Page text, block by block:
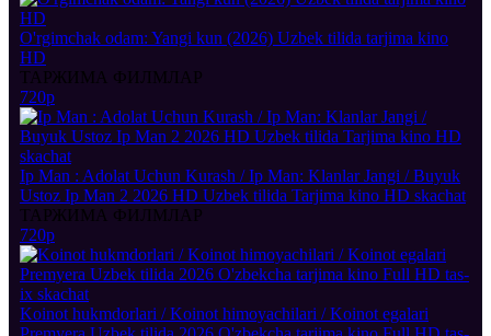
O'rgimchak odam: Yangi kun (2026) Uzbek tilida tarjima kino
HD
ТАРЖИМА ФИЛМЛАР
720p
Ip Man : Adolat Uchun Kurash / Ip Man: Klanlar Jangi / Buyuk
Ustoz Ip Man 2 2026 HD Uzbek tilida Tarjima kino HD skachat
ТАРЖИМА ФИЛМЛАР
720p
Koinot hukmdorlari / Koinot himoyachilari / Koinot egalari